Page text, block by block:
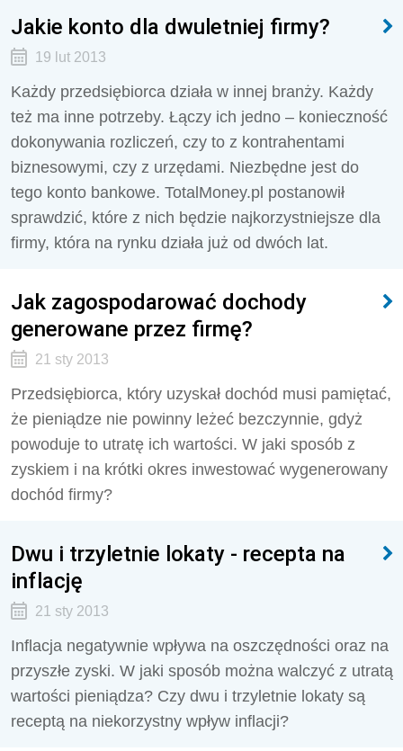
Jakie konto dla dwuletniej firmy?
19 lut 2013
Każdy przedsiębiorca działa w innej branży. Każdy
też ma inne potrzeby. Łączy ich jedno – konieczność
dokonywania rozliczeń, czy to z kontrahentami
biznesowymi, czy z urzędami. Niezbędne jest do
tego konto bankowe. TotalMoney.pl postanowił
sprawdzić, które z nich będzie najkorzystniejsze dla
firmy, która na rynku działa już od dwóch lat.
Jak zagospodarować dochody
generowane przez firmę?
21 sty 2013
Przedsiębiorca, który uzyskał dochód musi pamiętać,
że pieniądze nie powinny leżeć bezczynnie, gdyż
powoduje to utratę ich wartości. W jaki sposób z
zyskiem i na krótki okres inwestować wygenerowany
dochód firmy?
Dwu i trzyletnie lokaty - recepta na
inflację
21 sty 2013
Inflacja negatywnie wpływa na oszczędności oraz na
przyszłe zyski. W jaki sposób można walczyć z utratą
wartości pieniądza? Czy dwu i trzyletnie lokaty są
receptą na niekorzystny wpływ inflacji?